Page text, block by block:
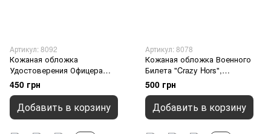
Артикул: 8092
Кожаная обложка
Удостоверения Офицера
"Crazy Hors", Оливковый
450 грн
Добавить в корзину
Артикул: 8078
Кожаная обложка Военного
Билета "Crazy Hors",
Шоколадный
500 грн
Добавить в корзину